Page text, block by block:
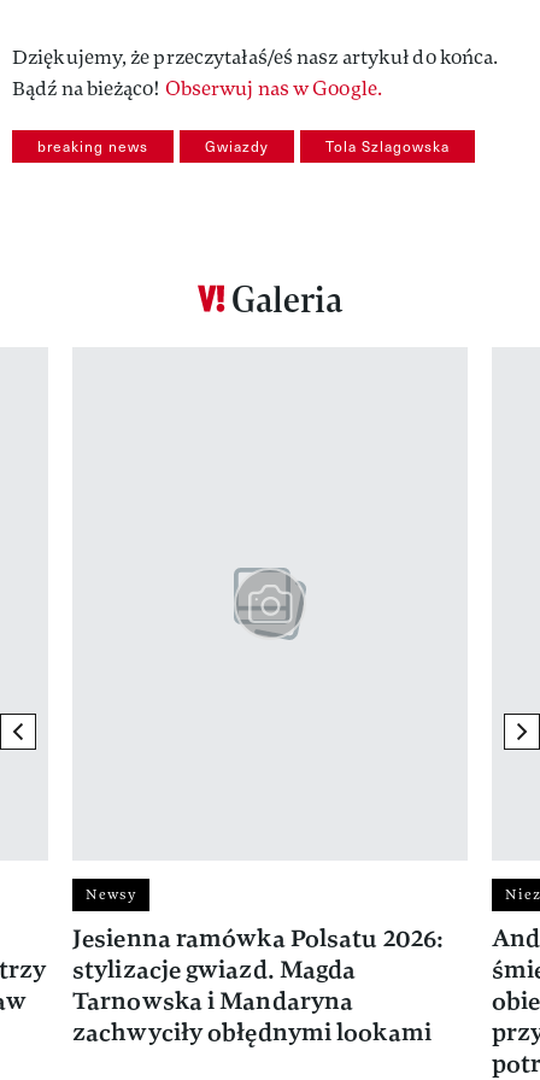
Dziękujemy, że przeczytałaś/eś nasz artykuł do końca.
Bądź na bieżąco! Obserwuj nas w Google.
breaking news Gwiazdy Tola Szlagowska
Galeria
previous element
Newsy
Jesienna ramówka Polsatu 2026:
stylizacje gwiazd. Magda
Tarnowska i Mandaryna
zachwyciły obłędnymi lookami